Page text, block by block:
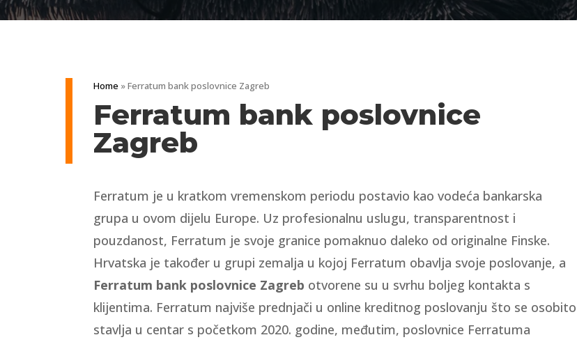
Home »Ferratum bank poslovnice Zagreb
Ferratum bank poslovnice
Zagreb
Ferratum je u kratkom vremenskom periodu postavio kao vodeća bankarska
grupa u ovom dijelu Europe. Uz profesionalnu uslugu, transparentnost i
pouzdanost, Ferratum je svoje granice pomaknuo daleko od originalne Finske.
Hrvatska je također u grupi zemalja u kojoj Ferratum obavlja svoje poslovanje, a
Ferratum bank poslovnice Zagreb otvorene su u svrhu boljeg kontakta s
klijentima. Ferratum najviše prednjači u online kreditnog poslovanju što se osobito
stavlja u centar s početkom 2020. godine, međutim, poslovnice Ferratuma